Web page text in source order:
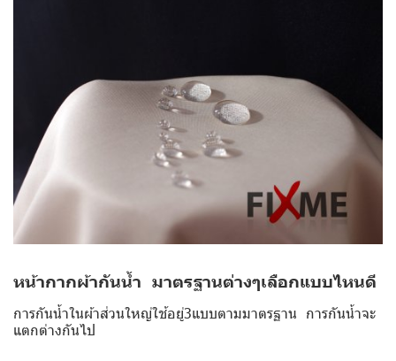
หน้ากากผ้ากันน้ำ มาตรฐานต่างๆเลือกแบบไหนดี
การกันน้ำในผ้าส่วนใหญ่ใช้อยู่3แบบตามมาตรฐาน การกันน้ำจะ
แตกต่างกันไป